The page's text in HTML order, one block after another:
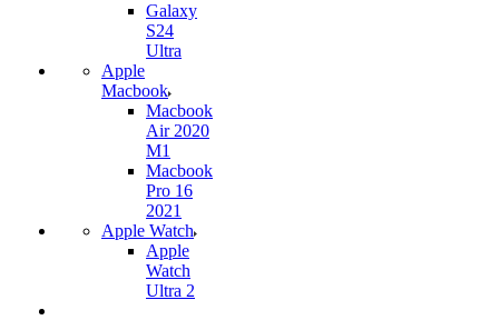
Galaxy
S24
Ultra
Apple
Macbook
Macbook
Air 2020
M1
Macbook
Pro 16
2021
Apple Watch
Apple
Watch
Ultra 2